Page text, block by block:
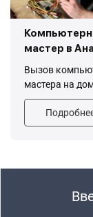
мастер в
Вызов
мастера на